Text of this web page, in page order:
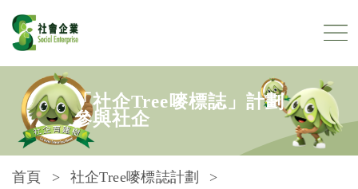
跳到內容
「社企Tree嘜標誌」計劃
參與社企
首頁
社企Tree嘜標誌計劃